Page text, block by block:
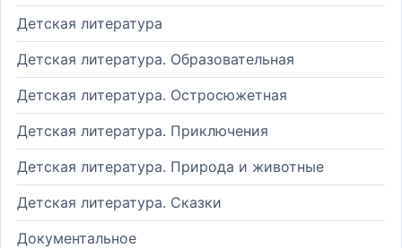
Детская литература
Детская литература. Образовательная
Детская литература. Остросюжетная
Детская литература. Приключения
Детская литература. Природа и животные
Детская литература. Сказки
Документальное